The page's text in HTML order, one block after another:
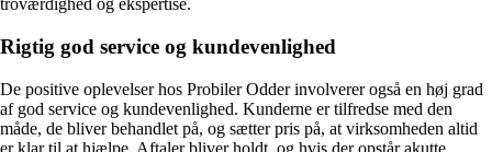
troværdighed og ekspertise.
Rigtig god service og kundevenlighed
De positive oplevelser hos Probiler Odder involverer også en høj grad
af god service og kundevenlighed. Kunderne er tilfredse med den
måde, de bliver behandlet på, og sætter pris på, at virksomheden altid
er klar til at hjælpe. Aftaler bliver holdt, og hvis der opstår akutte